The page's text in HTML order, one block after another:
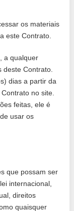
os materiais
este Contrato.
a qualquer
Contrato.
dias a partir da
no site.
feitas, ele é
usar os
que possam ser
internacional,
direitos
quaisquer